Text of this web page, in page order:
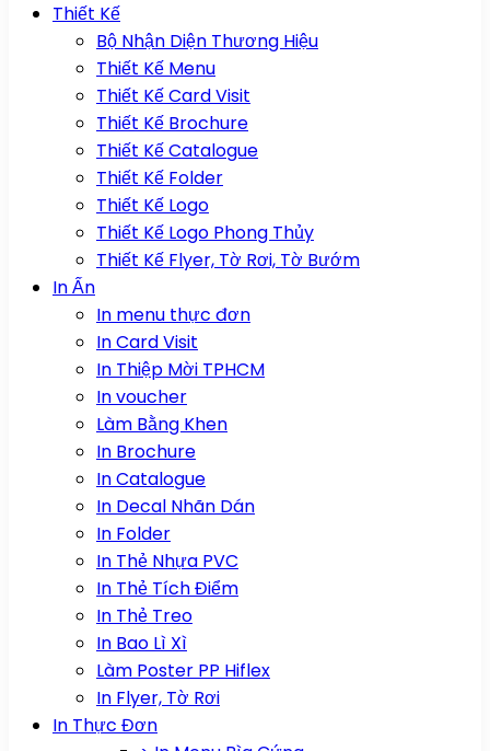
Thiết Kế
Bộ Nhận Diện Thương Hiệu
Thiết Kế Menu
Thiết Kế Card Visit
Thiết Kế Brochure
Thiết Kế Catalogue
Thiết Kế Folder
Thiết Kế Logo
Thiết Kế Logo Phong Thủy
Thiết Kế Flyer, Tờ Rơi, Tờ Bướm
In Ấn
In menu thực đơn
In Card Visit
In Thiệp Mời TPHCM
In voucher
Làm Bằng Khen
In Brochure
In Catalogue
In Decal Nhãn Dán
In Folder
In Thẻ Nhựa PVC
In Thẻ Tích Điểm
In Thẻ Treo
In Bao Lì Xì
Làm Poster PP Hiflex
In Flyer, Tờ Rơi
In Thực Đơn